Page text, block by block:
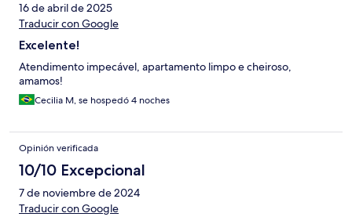
16 de abril de 2025
Traducir con Google
Excelente!
Atendimento impecável, apartamento limpo e cheiroso,
amamos!
Cecilia M, se hospedó 4 noches
Opinión verificada
10/10 Excepcional
7 de noviembre de 2024
Traducir con Google